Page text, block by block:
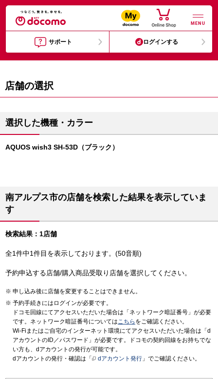
MENU
サポート ログインする
店舗の選択
選択した機種・カラー
AQUOS wish3 SH-53D（ブラック）
南アルプス市の店舗を検索した結果を表示していま
す
検索結果：1店舗
全1件中1件目を表示しております。(50音順)
予約申込する店舗/購入商品受取り店舗を選択してください。
申し込み後に店舗を変更することはできません。
予約手続きにはログインが必要です。
ドコモ回線にてアクセスいただいた場合は「ネットワーク暗証番号」が必要
です。ネットワーク暗証番号についてはこちら をご確認ください。
Wi-Fiまたはご自宅のインターネット環境にてアクセスいただいた場合は「d
アカウントのID／パスワード」が必要です。ドコモの契約回線をお持ちでな
い方も、dアカウントの発行が可能です。
dアカウントの発行・確認は「
dアカウント発行 」でご確認ください。